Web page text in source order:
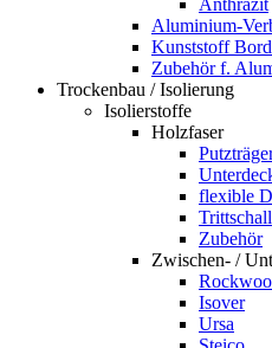
Anthrazit
Aluminium-
Kunststoff
Zubehör f.
Trockenbau / Isolierung
Isolierstoffe
Holzfaser
flexible
Zubehör
Zwischen- /
Isover
Ursa